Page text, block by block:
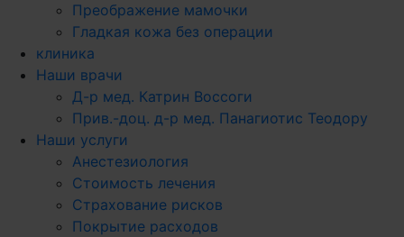
Преображение мамочки
Гладкая кожа без операции
клиника
Наши врачи
Д-р мед. Катрин Воссоги
Прив.-доц. д-р мед. Панагиотис Теодору
Наши услуги
Анестезиология
Стоимость лечения
Страхование рисков
Покрытие расходов